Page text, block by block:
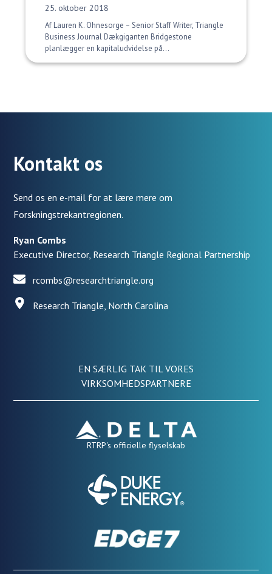
Udgivelsesdato:
25. oktober 2018
Af Lauren K. Ohnesorge – Senior Staff Writer, Triangle
Business Journal Dækgiganten Bridgestone
planlægger en kapitaludvidelse på...
Kontakt os
Send os en e-mail for at lære mere om
Forskningstrekantregionen.
Ryan Combs
Executive Director, Research Triangle Regional Partnership
rcombs@researchtriangle.org
Research Triangle, North Carolina
EN SÆRLIG TAK TIL VORES
VIRKSOMHEDSPARTNERE
RTRP's officielle flyselskab